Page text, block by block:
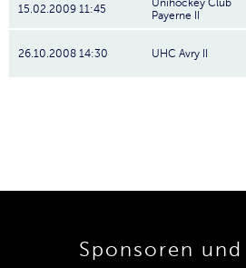
15.02.2009 11:45
Unihockey Club
Payerne II
26.10.2008 14:30 UHC Avry II
Sponsoren